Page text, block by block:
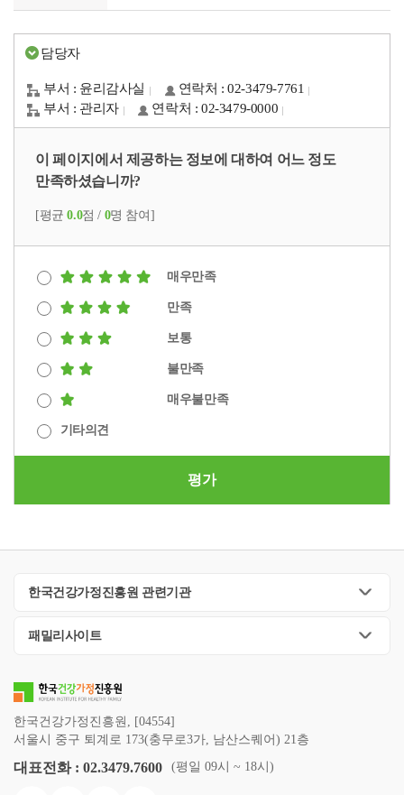
담당자
부서 : 윤리감사실
연락처 : 02-3479-7761
부서 : 관리자
연락처 : 02-3479-0000
이 페이지에서 제공하는 정보에 대하여 어느 정도
만족하셨습니까?
[평균0.0점 / 0명 참여]
매우만족
만족
보통
불만족
매우불만족
기타의견
평가
한국건강가정진흥원 관련기관
패밀리사이트
한국건강가정진흥원, [04554]
서울시 중구 퇴계로 173(충무로3가, 남산스퀘어) 21층
대표전화 : 02.3479.7600 (평일 09시 ~ 18시)